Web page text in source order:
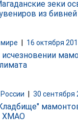
зеки
из
мире 16 октября
исчезновении
России 30 сентября
ХМАО